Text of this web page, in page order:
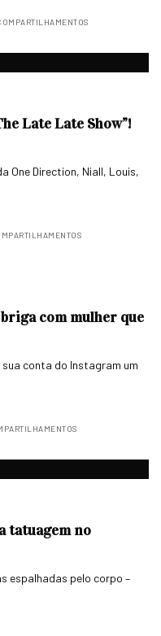
Late Late Show”!
One Direction, Niall, Louis,
com mulher que
conta do Instagram um
tatuagem no
espalhadas pelo corpo –